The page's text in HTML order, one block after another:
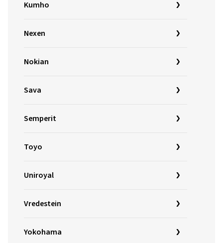
Kumho
Nexen
Nokian
Sava
Semperit
Toyo
Uniroyal
Vredestein
Yokohama